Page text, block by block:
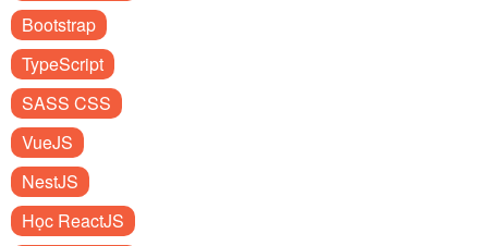
Bootstrap
TypeScript
SASS CSS
VueJS
NestJS
Học ReactJS